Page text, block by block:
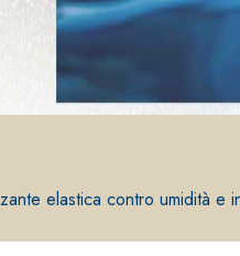
elastica contro umidità e
speciali leganti